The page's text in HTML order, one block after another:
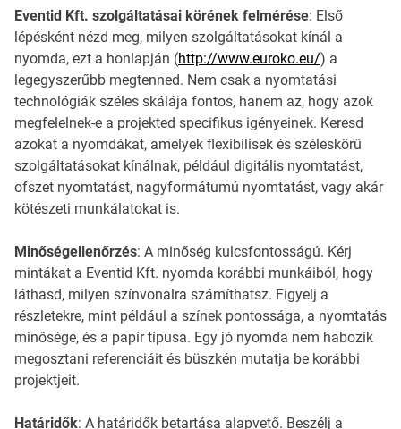
Eventid Kft. szolgáltatásai körének felmérése: Első
lépésként nézd meg, milyen szolgáltatásokat kínál a
nyomda, ezt a honlapján (http://www.euroko.eu/) a
legegyszerűbb megtenned. Nem csak a nyomtatási
technológiák széles skálája fontos, hanem az, hogy azok
megfelelnek-e a projekted specifikus igényeinek. Keresd
azokat a nyomdákat, amelyek flexibilisek és széleskörű
szolgáltatásokat kínálnak, például digitális nyomtatást,
ofszet nyomtatást, nagyformátumú nyomtatást, vagy akár
kötészeti munkálatokat is.
Minőségellenőrzés: A minőség kulcsfontosságú. Kérj
mintákat a Eventid Kft. nyomda korábbi munkáiból, hogy
láthasd, milyen színvonalra számíthatsz. Figyelj a
részletekre, mint például a színek pontossága, a nyomtatás
minősége, és a papír típusa. Egy jó nyomda nem habozik
megosztani referenciáit és büszkén mutatja be korábbi
projektjeit.
Határidők: A határidők betartása alapvető. Beszélj a